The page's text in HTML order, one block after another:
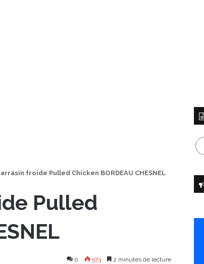
froide Pulled Chicken BORDEAU CHESNEL
Pulled
0 573 2 minutes de lecture